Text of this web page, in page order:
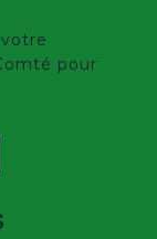
pour